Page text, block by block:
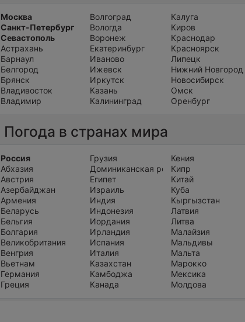
Москва
Санкт-Петербург
Севастополь
Астрахань
Барнаул
Белгород
Брянск
Владивосток
Владимир
Волгоград
Вологда
Воронеж
Екатеринбург
Иваново
Ижевск
Иркутск
Казань
Калининград
Калуга
Киров
Краснодар
Красноярск
Липецк
Нижний Новгород
Новосибирск
Омск
Оренбург
Погода в странах мира
Россия
Абхазия
Австрия
Азербайджан
Армения
Беларусь
Бельгия
Болгария
Великобритания
Венгрия
Вьетнам
Германия
Греция
Грузия
Доминиканская республика
Египет
Израиль
Индия
Индонезия
Иордания
Ирландия
Испания
Италия
Казахстан
Камбоджа
Канада
Кения
Кипр
Китай
Куба
Кыргызстан
Латвия
Литва
Малайзия
Мальдивы
Мальта
Марокко
Мексика
Молдова